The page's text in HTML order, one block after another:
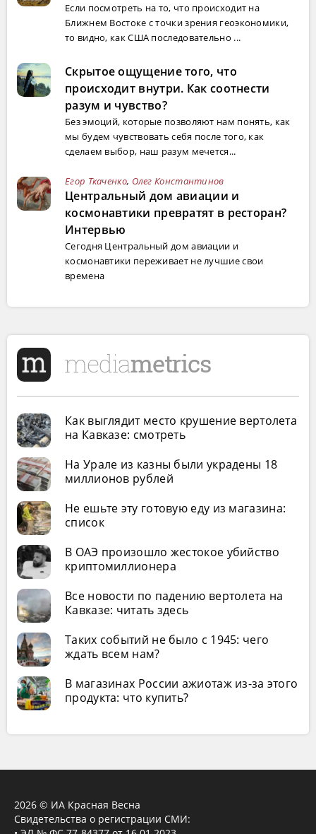
Если посмотреть на то, что происходит на
Ближнем Востоке с точки зрения геоэкономики,
то видно, как США последовательно ...
Скрытое ощущение того, что
происходит внутри. Как соотнести
разум и чувство?
Без эмоций, которые позволяют нам понять, как
мы будем чувствовать себя после того, как
сделаем выбор, наш разум мечется...
Егор Ткаченко, Олег Константинов
Центральный дом авиации и
космонавтики превратят в ресторан?
Интервью
Сегодня Центральный дом авиации и
космонавтики переживает не лучшие свои
времена
Как выглядит место крушение вертолета
на Кавказе: смотреть
На Урале из казны были украдены 18
миллионов рублей
Не ешьте эту готовую еду из магазина:
список
В ОАЭ произошло жестокое убийство
криптомиллионера
Все новости по падению вертолета на
Кавказе: читать здесь
Таких событий не было с 1945: чего
ждать всем нам?
В магазинах России ажиотаж из-за этого
продукта: что купить?
2026 © ИА Красная Весна
Свидетельства о регистрации СМИ: